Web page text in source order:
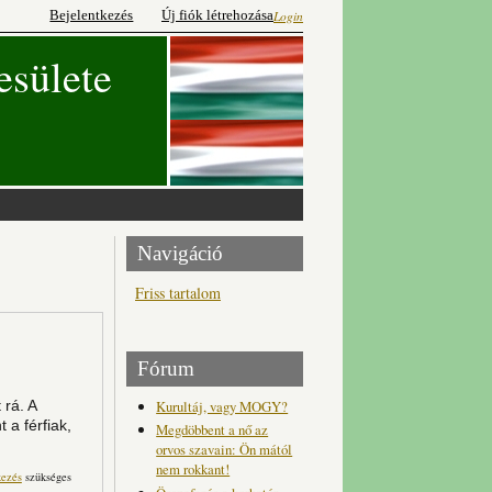
Login
Bejelentkezés Új fiók létrehozása
A
a férfiak,
lányt tartalommal
szükséges
Navigáció
Friss tartalom
Fórum
Kurultáj, vagy MOGY?
Megdöbbent a nő az
orvos szavain: Ön mától
nem rokkant!